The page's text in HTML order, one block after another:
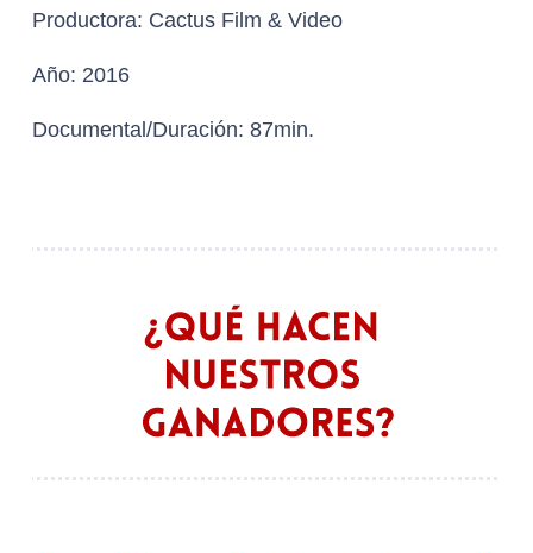
Productora: Cactus Film & Video
Año: 2016
Documental/Duración: 87min.